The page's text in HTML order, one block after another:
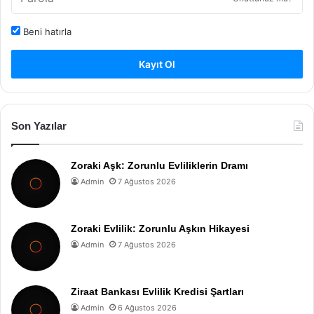
Beni hatırla
Kayıt Ol
Son Yazılar
Zoraki Aşk: Zorunlu Evliliklerin Dramı
Admin 7 Ağustos 2026
Zoraki Evlilik: Zorunlu Aşkın Hikayesi
Admin 7 Ağustos 2026
Ziraat Bankası Evlilik Kredisi Şartları
Admin 6 Ağustos 2026